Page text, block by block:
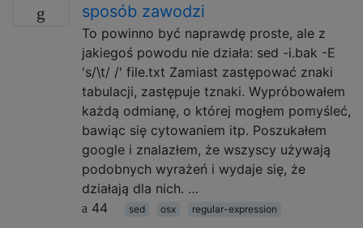
sposób zawodzi
To powinno być naprawdę proste, ale z
jakiegoś powodu nie działa: sed -i.bak -E
's/\t/ /' file.txt Zamiast zastępować znaki
tabulacji, zastępuje tznaki. Wypróbowałem
każdą odmianę, o której mogłem pomyśleć,
bawiąc się cytowaniem itp. Poszukałem
google i znalazłem, że wszyscy używają
podobnych wyrażeń i wydaje się, że
działają dla nich. …
44
sed osx regular-expression